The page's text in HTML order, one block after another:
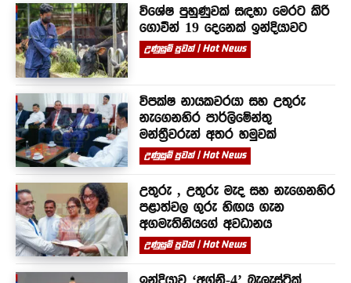
විශේෂ පුහුණුවක් සඳහා මෙරට කිරි
ගොවීන් 19 දෙනෙක් ඉන්දියාවට
උණුසුම් පුවත් | Hot News
විපක්ෂ නායකවරයා සහ උතුරු
නැගෙනහිර පාර්ලිමේන්තු
මන්ත්‍රීවරුන් අතර හමුවක්
උණුසුම් පුවත් | Hot News
උතුරු , උතුරු මැද සහ නැගෙනහිර
පළාත්වල ගුරු හිඟය ගැන
අගමැතිනියගේ අවධානය
උණුසුම් පුවත් | Hot News